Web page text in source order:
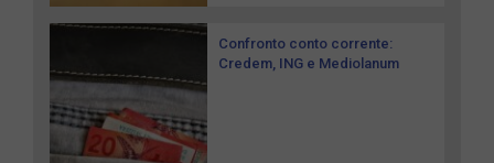
Confronto conto corrente:
Credem, ING e Mediolanum